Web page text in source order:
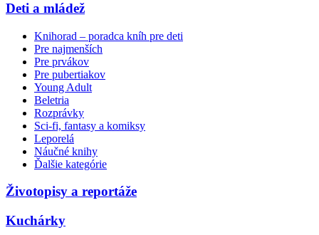
Deti a mládež
Knihorad – poradca kníh pre deti
Pre najmenších
Pre prvákov
Pre pubertiakov
Young Adult
Beletria
Rozprávky
Sci-fi, fantasy a komiksy
Leporelá
Náučné knihy
Ďalšie kategórie
Životopisy a reportáže
Kuchárky